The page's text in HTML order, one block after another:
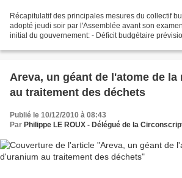
Récapitulatif des principales mesures du collectif
adopté jeudi soir par l'Assemblée avant son
initial du gouvernement: - Déficit budgétaire
Areva, un géant de l'atome de
au traitement des déchets
Publié le 10/12/2010 à 08:43
Par Philippe LE ROUX - Délégué de la